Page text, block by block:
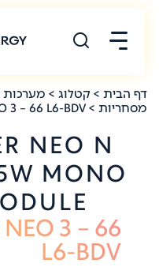
דף הבית > קטלוג > מערכות
מסחריות > JINKO TIGER NEO 3 – 66 L6-BDV
NEO N
MONO
3 – 66
L6-BDV